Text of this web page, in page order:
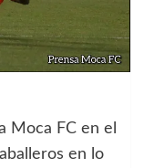
Moca FC en el
en lo